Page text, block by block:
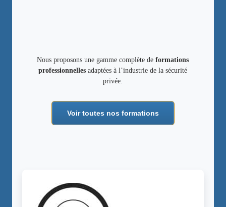
Nous proposons une gamme complète deformations
professionnelles adaptées à l’industrie de la sécurité
privée.
Voir toutes nos formations